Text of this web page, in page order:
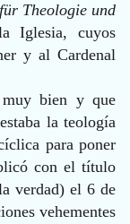
Theologie und
Iglesia, cuyos
y al Cardenal
bien y que
la teología
para poner
con el título
verdad) el 6 de
vehementes